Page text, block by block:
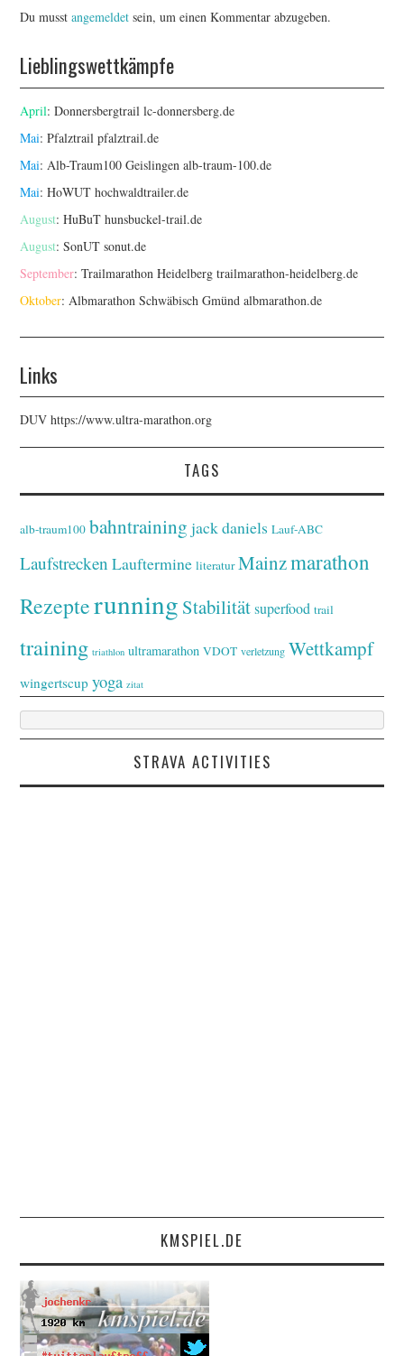
Du musstangemeldet sein, um einen Kommentar abzugeben.
Lieblingswettkämpfe
April: Donnersbergtraillc-donnersberg.de
Mai: Pfalztrailpfalztrail.de
Mai: Alb-Traum100 Geislingenalb-traum-100.de
Mai: HoWUThochwaldtrailer.de
August: HuBuThunsbuckel-trail.de
August: SonUTsonut.de
September: Trailmarathon Heidelbergtrailmarathon-heidelberg.de
Oktober: Albmarathon Schwäbisch Gmündalbmarathon.de
Links
DUVhttps://www.ultra-marathon.org
TAGS
alb-traum100 bahntraining jack daniels Lauf-ABC
Laufstrecken Lauftermine literatur Mainzmarathon
Rezepterunning Stabilität superfood trail
training triathlon ultramarathon VDOT verletzung Wettkampf
wingertscup yoga zitat
STRAVA ACTIVITIES
KMSPIEL.DE